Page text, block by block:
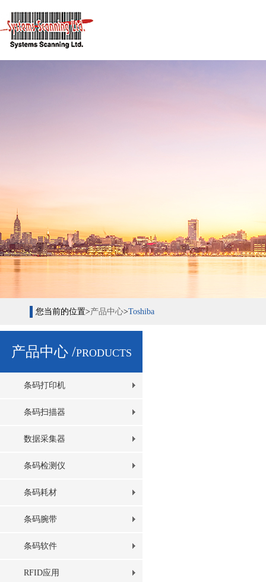
您当前的位置>产品中心>Toshiba
产品中心 /PRODUCTS
条码打印机
条码扫描器
数据采集器
条码检测仪
条码耗材
条码腕带
条码软件
RFID应用